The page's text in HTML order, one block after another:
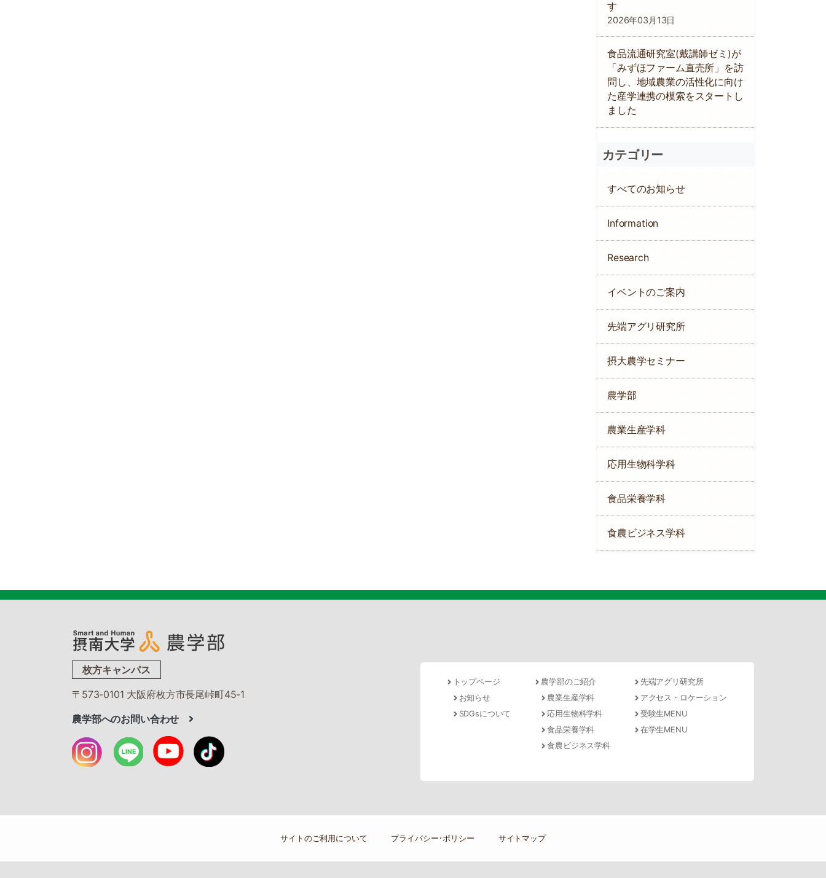
す
2026年03月13日
食品流通研究室(戴講師ゼミ)が
「みずほファーム直売所」を訪
問し、地域農業の活性化に向け
た産学連携の模索をスタートし
ました
カテゴリー
すべてのお知らせ
Information
Research
イベントのご案内
先端アグリ研究所
摂大農学セミナー
農学部
農業生産学科
応用生物科学科
食品栄養学科
食農ビジネス学科
枚方キャンパス
〒573-0101 大阪府枚方市長尾峠町45-1
農学部へのお問い合わせ
トップページ
お知らせ
SDGsについて
農学部のご紹介
農業生産学科
応用生物科学科
食品栄養学科
食農ビジネス学科
先端アグリ研究所
アクセス・ロケーション
受験生MENU
在学生MENU
サイトのご利用について プライバシー･ポリシー サイトマップ